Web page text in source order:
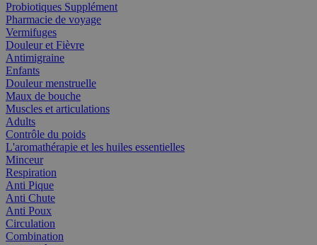
Probiotiques Supplément
Pharmacie de voyage
Vermifuges
Douleur et Fièvre
Antimigraine
Enfants
Douleur menstruelle
Maux de bouche
Muscles et articulations
Adults
Contrôle du poids
L'aromathérapie et les huiles essentielles
Minceur
Respiration
Anti Pique
Anti Chute
Anti Poux
Circulation
Combination